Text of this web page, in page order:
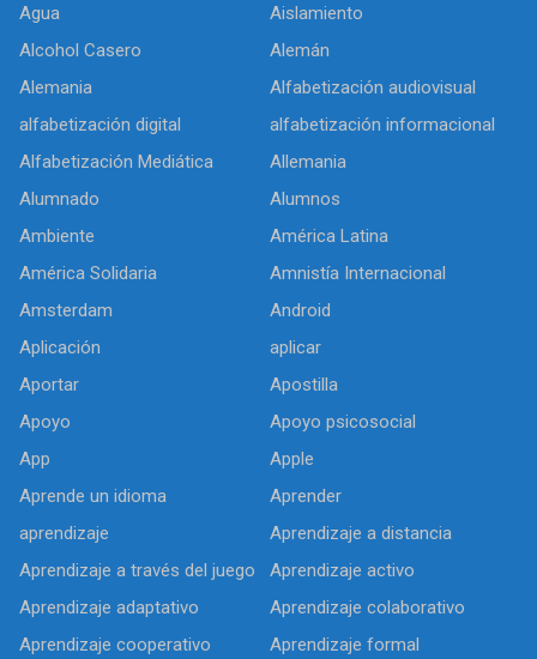
Agua
Aislamiento
Alcohol Casero
Alemán
Alemania
Alfabetización audiovisual
alfabetización digital
alfabetización informacional
Alfabetización Mediática
Allemania
Alumnado
Alumnos
Ambiente
América Latina
América Solidaria
Amnistía Internacional
Amsterdam
Android
Aplicación
aplicar
Aportar
Apostilla
Apoyo
Apoyo psicosocial
App
Apple
Aprende un idioma
Aprender
aprendizaje
Aprendizaje a distancia
Aprendizaje a través del juego
Aprendizaje activo
Aprendizaje adaptativo
Aprendizaje colaborativo
Aprendizaje cooperativo
Aprendizaje formal